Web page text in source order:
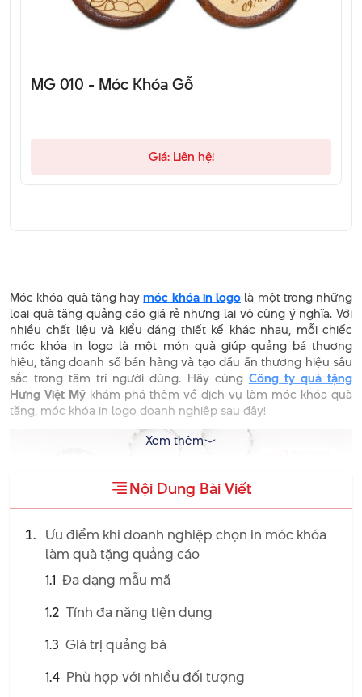
MG 010 - Móc Khóa Gỗ
Giá: Liên hệ!
Móc khóa quà tặng haymóc khóa in logo là một trong những
loại quà tặng quảng cáo giá rẻ nhưng lại vô cùng ý nghĩa. Với
nhiều chất liệu và kiểu dáng thiết kế khác nhau, mỗi chiếc
móc khóa in logo là một món quà giúp quảng bá thương
hiệu, tăng doanh số bán hàng và tạo dấu ấn thương hiệu sâu
sắc trong tâm trí người dùng. Hãy cùng Công ty quà tặng
Hưng Việt Mỹ khám phá thêm về dịch vụ làm móc khóa quà
tặng, móc khóa in logo doanh nghiệp sau đây!
Ưu Điểm Khi Doanh Nghiệp
Chọn In Móc Khóa Làm Quà
Xem thêm
Nội Dung Bài Viết
Ưu điểm khi doanh nghiệp chọn in móc khóa
làm quà tặng quảng cáo
1.1 Đa dạng mẫu mã
1.2 Tính đa năng tiện dụng
1.3 Giá trị quảng bá
1.4 Phù hợp với nhiều đối tượng